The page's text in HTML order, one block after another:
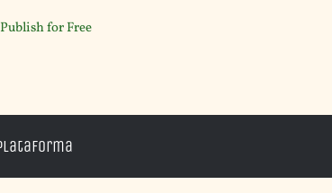
Publish for Free